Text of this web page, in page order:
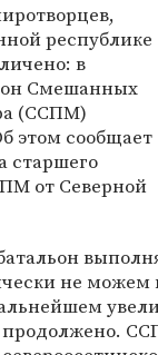
республике
в
Смешанных
(ССПМ)
этом сообщает
старшего
от Северной
не можем